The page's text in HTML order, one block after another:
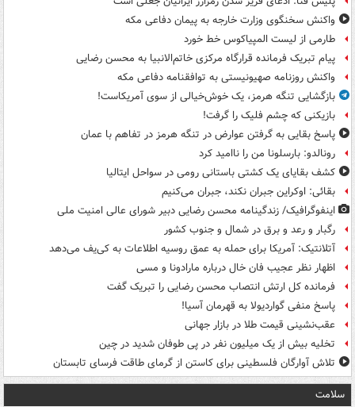
واکنش سخنگوی وزارت خارجه به پیمان دفاعی مکه
طارمی از لیست المپیاکوس خط خورد
پیام تبریک فرمانده قرارگاه مرکزی خاتم‌الانبیا به محسن رضایی
واکنش روزنامه صهیونیستی به توافقنامه دفاعی مکه
بازگشایی تنگه هرمز، یک خوش‌خیالی از سوی آمریکاست!
بازیکنی که چشم فلیک را گرفت!
پاسخ بقایی به گرفتن عوارض در تنگه هرمز در تفاهم با عمان
رونالدو: بارسلونا من را ناامید کرد
کشف بقایای یک کشتی باستانی رومی در سواحل ایتالیا
بقائی: اوکراین جبران نکند، جبران می‌کنیم
اینفوگرافیک/ زندگینامه محسن رضایی دبیر شورای عالی امنیت‌ ملی
رگبار و رعد و برق در شمال و جنوب کشور
آتلانتیک: آمریکا برای حمله به عمق روسیه اطلاعات به کی‌یف می‌دهد
اظهار نظر عجیب فان خال درباره مارادونا و مسی
فرمانده کل ارتش انتصاب محسن رضایی را تبریک گفت
پاسخ منفی گواردیولا به قهرمان آسیا!
عقب‌نشینی قیمت طلا در بازار جهانی
تخلیه بیش از یک میلیون نفر در پی طوفان شدید در چین
تلاش آوارگان فلسطینی برای کاستن از گرمای طاقت فرسای تابستان
سلامت